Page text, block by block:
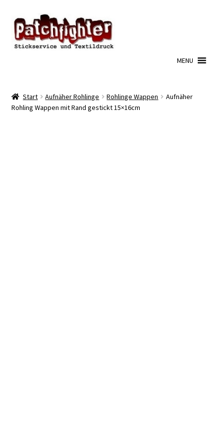
Zur
Navigation
springen
Zum
Inhalt
springen
MENU
Start Aufnäher Rohlinge Rohlinge Wappen
Aufnäher
Rohling Wappen mit Rand gestickt 15×16cm